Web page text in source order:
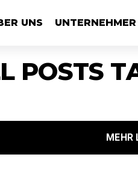
UNS UNTERNEHMER
POSTS
MEHR